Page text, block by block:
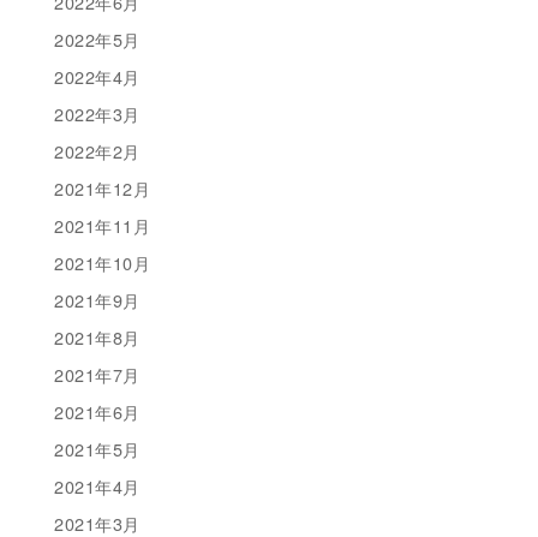
2022年5月
2022年4月
2022年3月
2022年2月
2021年12月
2021年11月
2021年10月
2021年9月
2021年8月
2021年7月
2021年6月
2021年5月
2021年4月
2021年3月